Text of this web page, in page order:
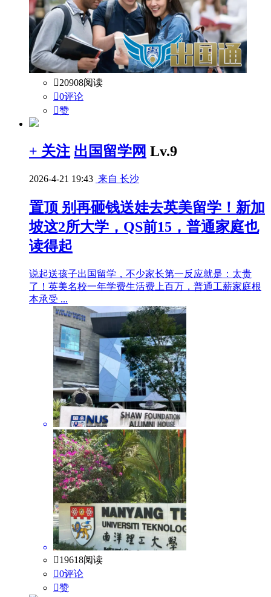
20908阅读
0评论
赞
+ 关注 出国留学网 Lv.9
2026-4-21 19:43 来自 长沙
置顶 别再砸钱送娃去英美留学！新加
坡这2所大学，QS前15，普通家庭也
读得起
说起送孩子出国留学，不少家长第一反应就是：太贵
了！英美名校一年学费生活费上百万，普通工薪家庭根
本承受 ...
19618阅读
0评论
赞